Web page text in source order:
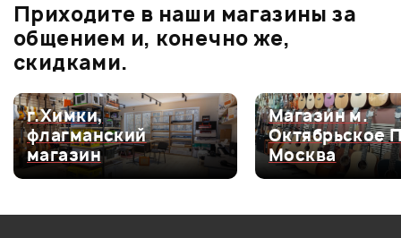
Оценка1
Мой отзыв о товаре
Ваша оценка:
Впечатления о товаре:
Приходите в наши магазины за
общением и, конечно же,
скидками.
г.Химки,
флагманский
магазин
Магазин м.
Октябрьское
Москва